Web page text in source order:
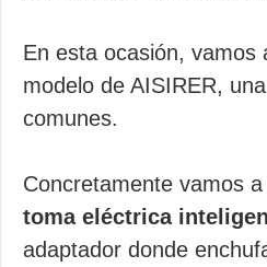
En esta ocasión, vamos
modelo de AISIRER,
comunes.
Concretamente vamos a
toma eléctrica
adaptador donde